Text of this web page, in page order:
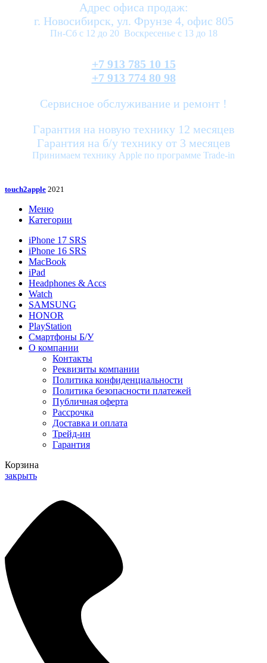
Адрес офиса продаж:
г. Новосибирск, ул. Фрунзе 4, офис 805
Пн-Сб с 12 до 20 Воскресенье с 13 до 18
+7 913 785 10 15
+7 913 774 80 98
Сервисное обслуживание и ремонт !
Гарантия на новую технику 12 месяцев
Гарантия на б/у технику от 3 месяцев
Принимаем технику Apple по программе Trade-in
touch2apple 2021
Меню
Категории
iPhone 17 SRS
iPhone 16 SRS
MacBook
iPad
Headphones & Accs
Watch
SAMSUNG
HONOR
PlayStation
Смартфоны Б/У
О компании
Контакты
Реквизиты компании
Политика конфиденциальности
Политика безопасности платежей
Публичная оферта
Рассрочка
Доставка и оплата
Трейд-ин
Гарантия
Корзина
закрыть